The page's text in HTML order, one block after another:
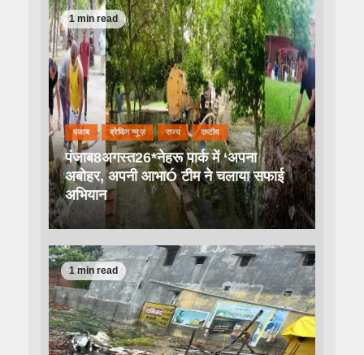
1 min read
पंजाब ब्रेकिंग न्यूज़ राज्य राष्टीय
पंजाब8अगस्त26*नेहरू पार्क में ‘अपना
अबोहर, अपनी आभाÓ टीम ने चलाया सफाई
अभियान
1 min read